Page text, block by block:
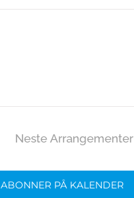
NesteArrangementer
ABONNER PÅ KALENDER